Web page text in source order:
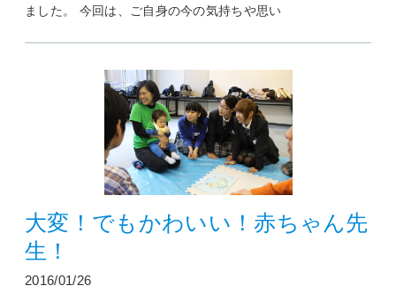
ました。 今回は、ご自身の今の気持ちや思い
大変！でもかわいい！赤ちゃん先
生！
2016/01/26